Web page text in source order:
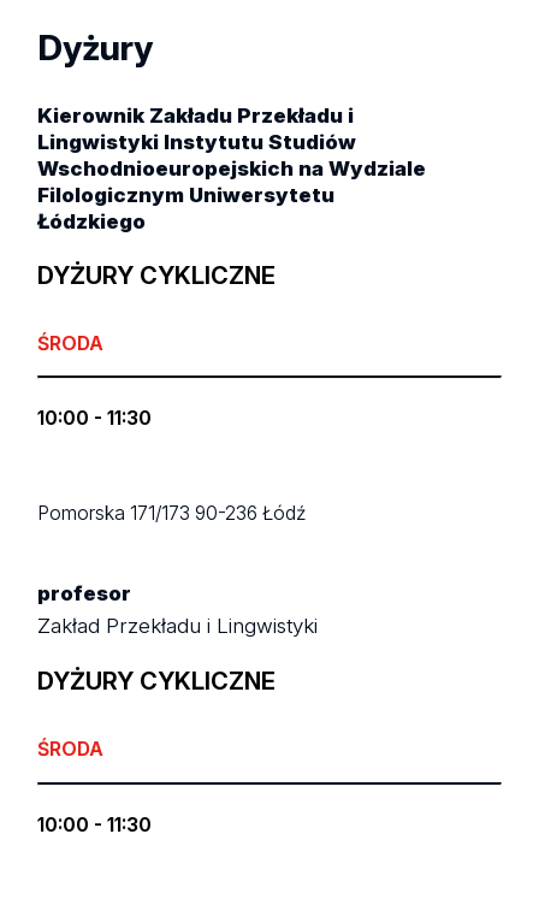
Dyżury
Kierownik Zakładu Przekładu i
Lingwistyki Instytutu Studiów
Wschodnioeuropejskich na Wydziale
Filologicznym Uniwersytetu
Łódzkiego
DYŻURY CYKLICZNE
ŚRODA
10:00 - 11:30
Pomorska 171/17390-236 Łódź
profesor
Zakład Przekładu i Lingwistyki
DYŻURY CYKLICZNE
ŚRODA
10:00 - 11:30